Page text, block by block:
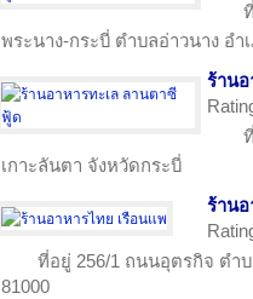
พระนาง-กระบี่ ตำบลอ่าวนาง อำ
ร้าน
เกาะลันตา จังหวัดกระบี่
ร้านอ
ที่อยู่ 256/1 ถนนอุตรกิจ ตำ
81000